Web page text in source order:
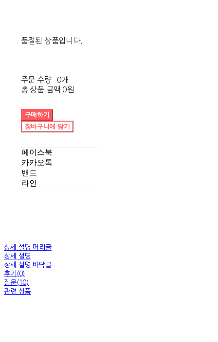
품절된 상품입니다.
주문 수량
0개
총 상품 금액 0원
구매하기
장바구니에 담기
페이스북
카카오톡
밴드
라인
상세 설명 머리글
상세 설명
상세 설명 바닥글
후기(0)
질문(10)
관련 상품